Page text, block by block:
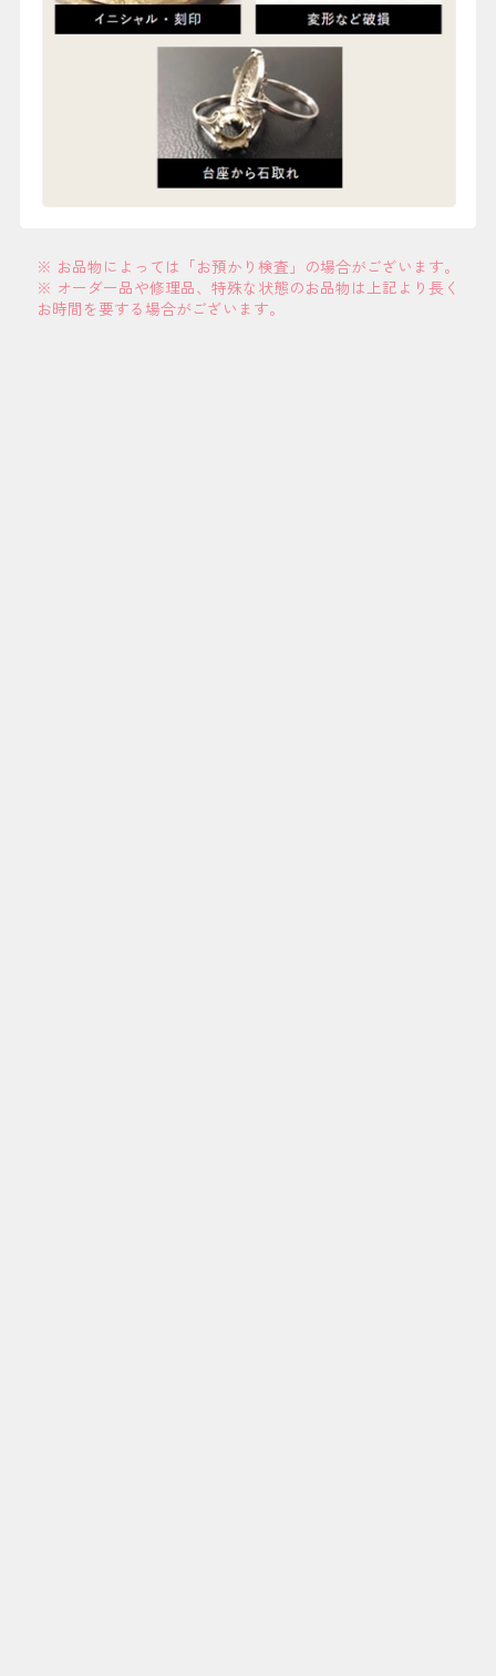
※ お品物によっては「お預かり検査」の場合がございます。
※ オーダー品や修理品、特殊な状態のお品物は上記より長く
お時間を要する場合がございます。